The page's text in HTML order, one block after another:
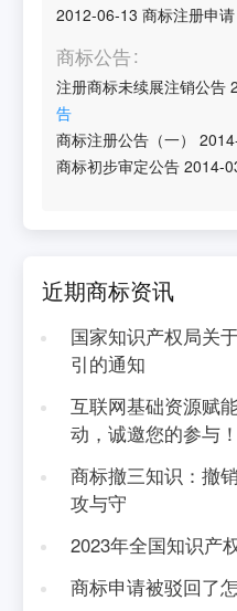
2012-06-13 商标注册申请
商标公告
注册商标未续展注销公告
告
商标注册公告（一）
商标初步审定公告 2014-
近期商标资讯
国家知识产权局关
引的通知
互联网基础资源赋
动，诚邀您的参与！
商标撤三知识：撤
攻与守
2023年全国知识产
商标申请被驳回了